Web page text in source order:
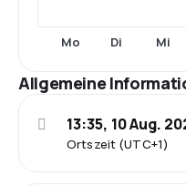
Mo Di Mi
Allgemeine
Ortszeit (UTC+1)
13:35, 10 Aug.